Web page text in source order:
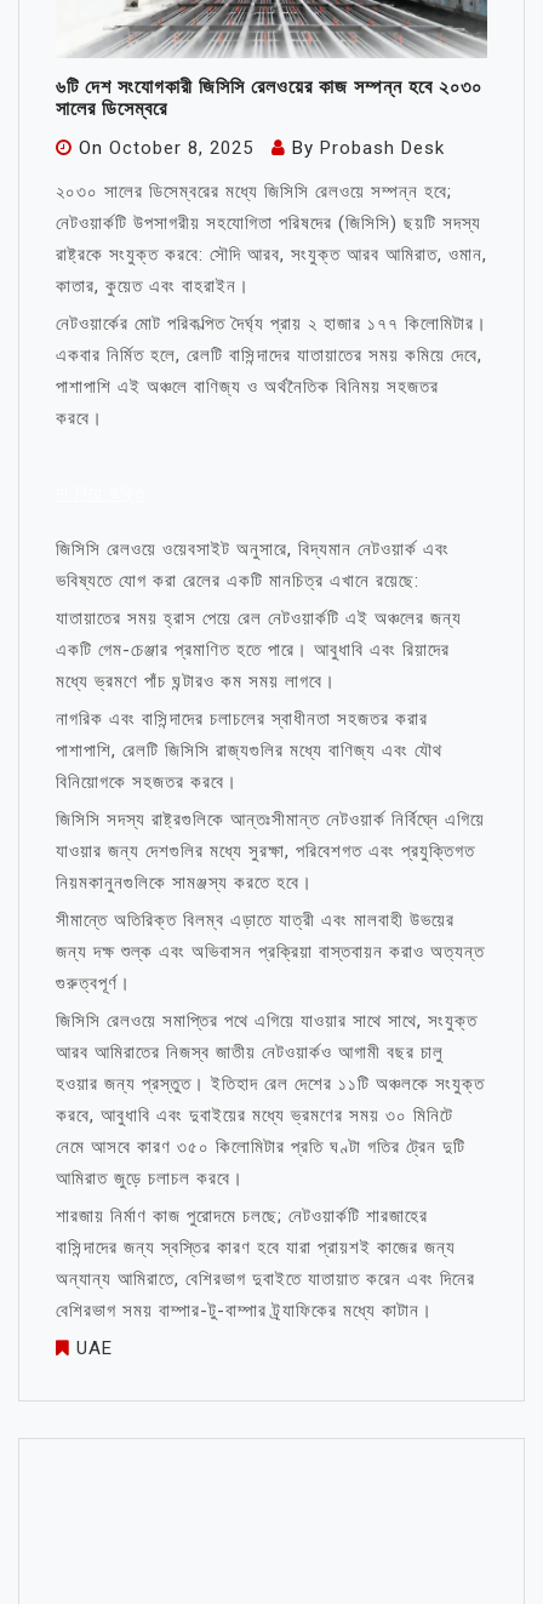
৬টি দেশ সংযোগকারী জিসিসি রেলওয়ের কাজ সম্পন্ন হবে ২০৩০
সালের ডিসেম্বরে
On October 8, 2025 By Probash Desk
২০৩০ সালের ডিসেম্বরের মধ্যে জিসিসি রেলওয়ে সম্পন্ন হবে;
নেটওয়ার্কটি উপসাগরীয় সহযোগিতা পরিষদের (জিসিসি) ছয়টি সদস্য
রাষ্ট্রকে সংযুক্ত করবে: সৌদি আরব, সংযুক্ত আরব আমিরাত, ওমান,
কাতার, কুয়েত এবং বাহরাইন।
নেটওয়ার্কের মোট পরিকল্পিত দৈর্ঘ্য প্রায় ২ হাজার ১৭৭ কিলোমিটার।
একবার নির্মিত হলে, রেলটি বাসিন্দাদের যাতায়াতের সময় কমিয়ে দেবে,
পাশাপাশি এই অঞ্চলে বাণিজ্য ও অর্থনৈতিক বিনিময় সহজতর
করবে।
জিসিসি রেলওয়ে ওয়েবসাইট অনুসারে, বিদ্যমান নেটওয়ার্ক এবং
ভবিষ্যতে যোগ করা রেলের একটি মানচিত্র এখানে রয়েছে:
যাতায়াতের সময় হ্রাস পেয়ে রেল নেটওয়ার্কটি এই অঞ্চলের জন্য
একটি গেম-চেঞ্জার প্রমাণিত হতে পারে। আবুধাবি এবং রিয়াদের
মধ্যে ভ্রমণে পাঁচ ঘন্টারও কম সময় লাগবে।
নাগরিক এবং বাসিন্দাদের চলাচলের স্বাধীনতা সহজতর করার
পাশাপাশি, রেলটি জিসিসি রাজ্যগুলির মধ্যে বাণিজ্য এবং যৌথ
বিনিয়োগকে সহজতর করবে।
জিসিসি সদস্য রাষ্ট্রগুলিকে আন্তঃসীমান্ত নেটওয়ার্ক নির্বিঘ্নে এগিয়ে
যাওয়ার জন্য দেশগুলির মধ্যে সুরক্ষা, পরিবেশগত এবং প্রযুক্তিগত
নিয়মকানুনগুলিকে সামঞ্জস্য করতে হবে।
সীমান্তে অতিরিক্ত বিলম্ব এড়াতে যাত্রী এবং মালবাহী উভয়ের
জন্য দক্ষ শুল্ক এবং অভিবাসন প্রক্রিয়া বাস্তবায়ন করাও অত্যন্ত
গুরুত্বপূর্ণ।
জিসিসি রেলওয়ে সমাপ্তির পথে এগিয়ে যাওয়ার সাথে সাথে, সংযুক্ত
আরব আমিরাতের নিজস্ব জাতীয় নেটওয়ার্কও আগামী বছর চালু
হওয়ার জন্য প্রস্তুত। ইতিহাদ রেল দেশের ১১টি অঞ্চলকে সংযুক্ত
করবে, আবুধাবি এবং দুবাইয়ের মধ্যে ভ্রমণের সময় ৩০ মিনিটে
নেমে আসবে কারণ ৩৫০ কিলোমিটার প্রতি ঘণ্টা গতির ট্রেন দুটি
আমিরাত জুড়ে চলাচল করবে।
শারজায় নির্মাণ কাজ পুরোদমে চলছে; নেটওয়ার্কটি শারজাহের
বাসিন্দাদের জন্য স্বস্তির কারণ হবে যারা প্রায়শই কাজের জন্য
অন্যান্য আমিরাতে, বেশিরভাগ দুবাইতে যাতায়াত করেন এবং দিনের
বেশিরভাগ সময় বাম্পার-টু-বাম্পার ট্র্যাফিকের মধ্যে কাটান।
UAE